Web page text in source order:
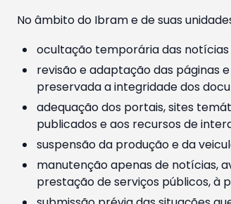
No âmbito do Ibram e de suas
ocultação temporária das
revisão e adaptação das páginas
preservada a integridade dos
adequação dos portais, sites
publicados e aos recursos de
suspensão da produção e da
manutenção apenas de notícias,
prestação de serviços públicos, à